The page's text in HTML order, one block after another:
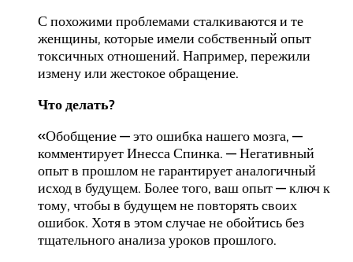
С похожими проблемами сталкиваются и те
женщины, которые имели собственный опыт
токсичных отношений. Например, пережили
измену или жестокое обращение.
Что делать?
«Обобщение — это ошибка нашего мозга, —
комментирует Инесса Спинка. — Негативный
опыт в прошлом не гарантирует аналогичный
исход в будущем. Более того, ваш опыт — ключ к
тому, чтобы в будущем не повторять своих
ошибок. Хотя в этом случае не обойтись без
тщательного анализа уроков прошлого.